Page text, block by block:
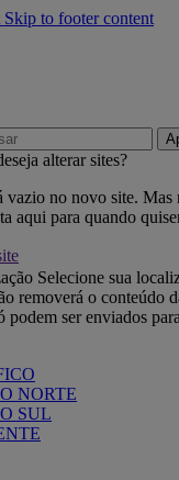
Skip to footer content
alterar sites?
vazio no novo site. Mas
aqui para quando
Selecione sua
removerá o conteúdo
podem ser enviados
NORTE
SUL